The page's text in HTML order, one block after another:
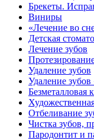
Брекеты.
Виниры
«Лечение во
Детская
Лечение зубов
Удаление зубов
Удаление зубов
Безметалловая
Отбеливание
Чистка зубов,
Пародонтит и